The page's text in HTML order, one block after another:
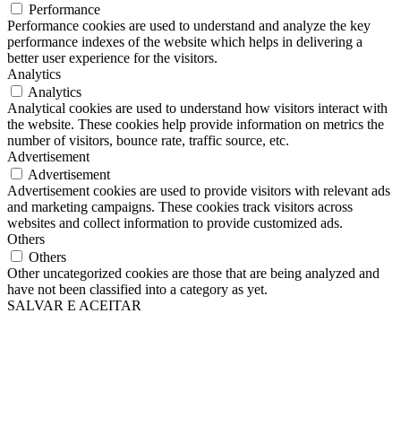
Performance
Performance cookies are used to understand and analyze the key
performance indexes of the website which helps in delivering a
better user experience for the visitors.
Analytics
Analytics
Analytical cookies are used to understand how visitors interact with
the website. These cookies help provide information on metrics the
number of visitors, bounce rate, traffic source, etc.
Advertisement
Advertisement
Advertisement cookies are used to provide visitors with relevant ads
and marketing campaigns. These cookies track visitors across
websites and collect information to provide customized ads.
Others
Others
Other uncategorized cookies are those that are being analyzed and
have not been classified into a category as yet.
SALVAR E ACEITAR